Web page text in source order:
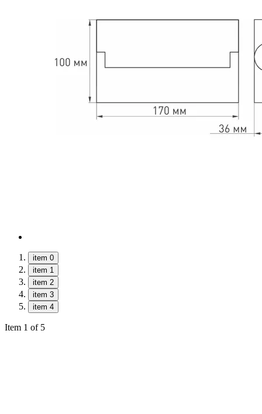
item 0
item 1
item 2
item 3
item 4
Item 1 of 5